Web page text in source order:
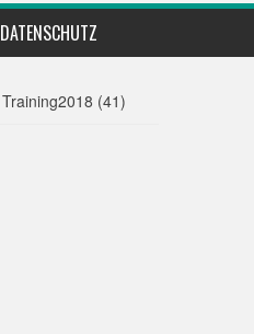
DATENSCHUTZ
Training2018 (41)